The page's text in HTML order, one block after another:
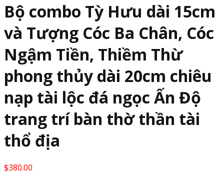
Bộ combo Tỳ Hưu dài 15cm
và Tượng Cóc Ba Chân, Cóc
Ngậm Tiền, Thiềm Thừ
phong thủy dài 20cm chiêu
nạp tài lộc đá ngọc Ấn Độ
trang trí bàn thờ thần tài
thổ địa
$380.00